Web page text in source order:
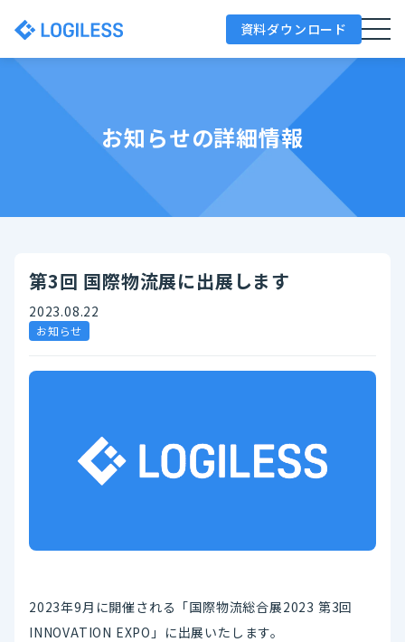
資料ダウンロード
お知らせの詳細情報
第3回 国際物流展に出展します
2023.08.22
お知らせ
2023年9月に開催される「国際物流総合展2023 第3回
INNOVATION EXPO」に出展いたします。